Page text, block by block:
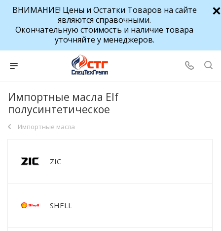
ВНИМАНИЕ! Цены и Остатки Товаров на сайте
являются справочными.
Окончательную стоимость и наличие товара
уточняйте у менеджеров.
Импортные масла Elf
полусинтетическое
Импортные масла
ZIC
SHELL